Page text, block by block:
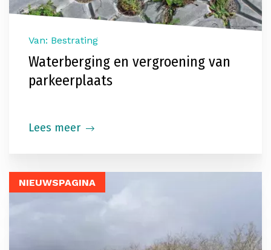
Van: Bestrating
Waterberging en vergroening van
parkeerplaats
Lees meer
NIEUWSPAGINA